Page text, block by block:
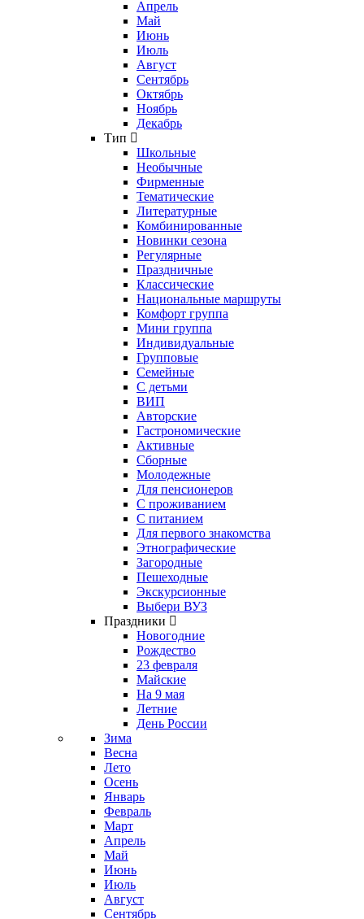
Апрель
Май
Июнь
Июль
Август
Сентябрь
Октябрь
Ноябрь
Декабрь
Тип
Школьные
Необычные
Фирменные
Тематические
Литературные
Комбинированные
Новинки сезона
Регулярные
Праздничные
Классические
Национальные маршруты
Комфорт группа
Мини группа
Индивидуальные
Групповые
Семейные
С детьми
ВИП
Авторские
Гастрономические
Активные
Сборные
Молодежные
Для пенсионеров
С проживанием
С питанием
Для первого знакомства
Этнографические
Загородные
Пешеходные
Экскурсионные
Выбери ВУЗ
Праздники
Новогодние
Рождество
23 февраля
Майские
На 9 мая
Летние
День России
Зима
Весна
Лето
Осень
Январь
Февраль
Март
Апрель
Май
Июнь
Июль
Август
Сентябрь